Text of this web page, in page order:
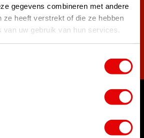
gegevens combineren met andere
ze heeft verstrekt of die ze hebben
uw gebruik van hun services.
an